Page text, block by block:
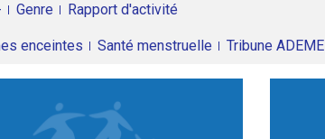
Genre Rapport d'activité
enceintes Santé menstruelle Tribune ADEME